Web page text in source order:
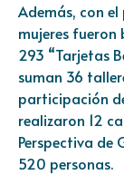
Además, con
mujeres
293 “Tarjetas
suman 36
participación
realizaron 12
Perspectiva de
520 personas.